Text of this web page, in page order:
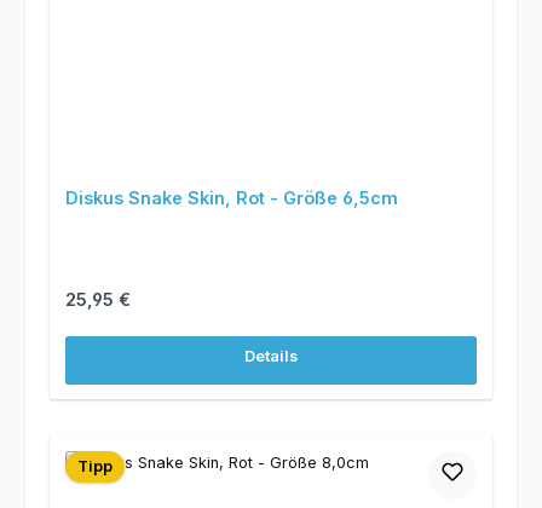
Diskus Snake Skin, Rot - Größe 6,5cm
Regulärer Preis:
25,95 €
Details
Tipp